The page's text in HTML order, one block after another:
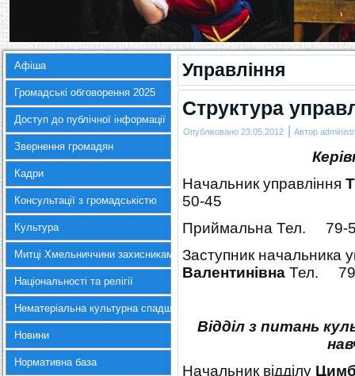
Афіша
Громадські обговорення 2025
Доступ до публічної інформації
Звернення громадян
Кадри
Консультації з громадськістю
Культура
Митці Хмельниччини захисникам України
Національності та релігії
Нематеріальна культурна спадщина
Новини
Нормативна база
Управління
Структура
Опубліковано 23.05.2012 | Автор
Начальник управління
50-45
Приймальна Тел. 79-
Заступник начальника
Валентинівна Тел.
Відділ з питань
Начальник відділу